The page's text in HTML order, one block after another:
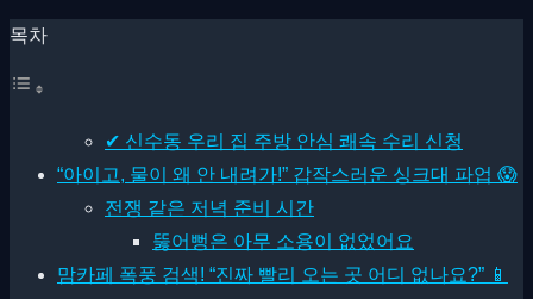
목차
✔ 신수동 우리 집 주방 안심 쾌속 수리 신청
“아이고, 물이 왜 안 내려가!” 갑작스러운 싱크대 파업 😱
전쟁 같은 저녁 준비 시간
뚫어뻥은 아무 소용이 없었어요
맘카페 폭풍 검색! “진짜 빨리 오는 곳 어디 없나요?” 📱